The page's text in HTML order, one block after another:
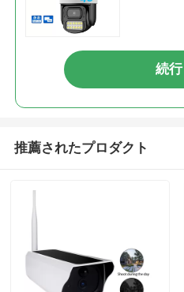
続行
推薦されたプロダクト